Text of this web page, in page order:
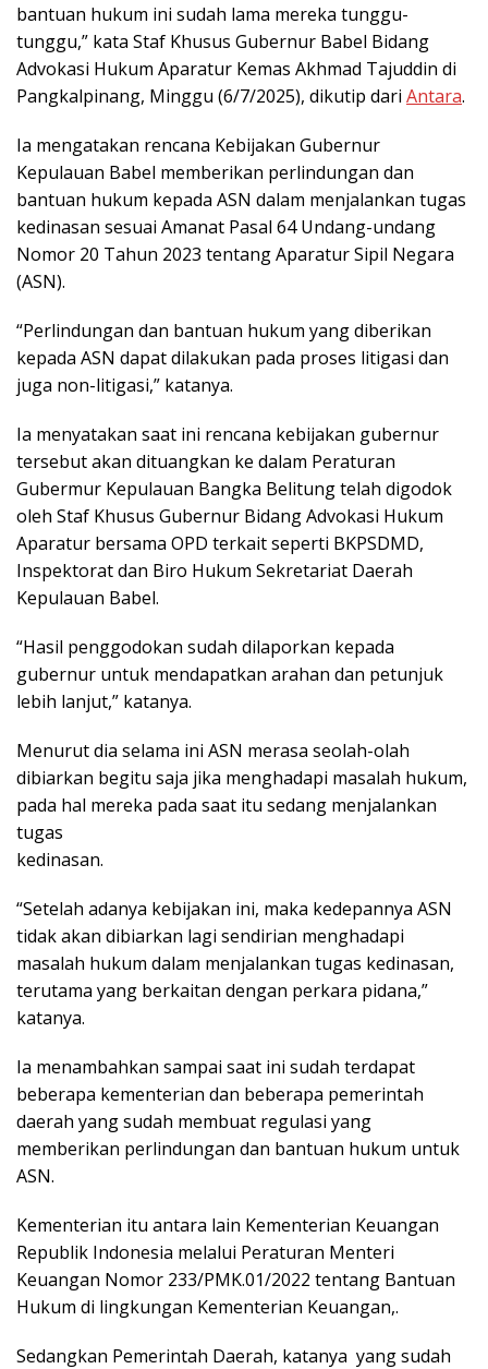
bantuan hukum ini sudah lama mereka tunggu-
tunggu,” kata Staf Khusus Gubernur Babel Bidang
Advokasi Hukum Aparatur Kemas Akhmad Tajuddin di
Pangkalpinang, Minggu (6/7/2025), dikutip dari Antara.
Ia mengatakan rencana Kebijakan Gubernur
Kepulauan Babel memberikan perlindungan dan
bantuan hukum kepada ASN dalam menjalankan tugas
kedinasan sesuai Amanat Pasal 64 Undang-undang
Nomor 20 Tahun 2023 tentang Aparatur Sipil Negara
(ASN).
“Perlindungan dan bantuan hukum yang diberikan
kepada ASN dapat dilakukan pada proses litigasi dan
juga non-litigasi,” katanya.
Ia menyatakan saat ini rencana kebijakan gubernur
tersebut akan dituangkan ke dalam Peraturan
Gubermur Kepulauan Bangka Belitung telah digodok
oleh Staf Khusus Gubernur Bidang Advokasi Hukum
Aparatur bersama OPD terkait seperti BKPSDMD,
Inspektorat dan Biro Hukum Sekretariat Daerah
Kepulauan Babel.
“Hasil penggodokan sudah dilaporkan kepada
gubernur untuk mendapatkan arahan dan petunjuk
lebih lanjut,” katanya.
Menurut dia selama ini ASN merasa seolah-olah
dibiarkan begitu saja jika menghadapi masalah hukum,
pada hal mereka pada saat itu sedang menjalankan
tugas
kedinasan.
“Setelah adanya kebijakan ini, maka kedepannya ASN
tidak akan dibiarkan lagi sendirian menghadapi
masalah hukum dalam menjalankan tugas kedinasan,
terutama yang berkaitan dengan perkara pidana,”
katanya.
Ia menambahkan sampai saat ini sudah terdapat
beberapa kementerian dan beberapa pemerintah
daerah yang sudah membuat regulasi yang
memberikan perlindungan dan bantuan hukum untuk
ASN.
Kementerian itu antara lain Kementerian Keuangan
Republik Indonesia melalui Peraturan Menteri
Keuangan Nomor 233/PMK.01/2022 tentang Bantuan
Hukum di lingkungan Kementerian Keuangan,.
Sedangkan Pemerintah Daerah, katanya yang sudah